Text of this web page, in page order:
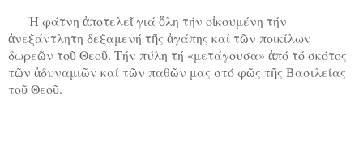
Ἡ φάτνη ἀποτελεῖ γιά ὅλη τήν οἰκουμένη τήν
ἀνεξάντλητη δεξαμενή τῆς ἀγάπης καί τῶν ποικίλων
δωρεῶν τοῦ Θεοῦ. Τήν πύλη τή «μετάγουσα» ἀπό τό σκότος
τῶν ἀδυναμιῶν καί τῶν παθῶν μας στό φῶς τῆς Βασιλείας
τοῦ Θεοῦ.